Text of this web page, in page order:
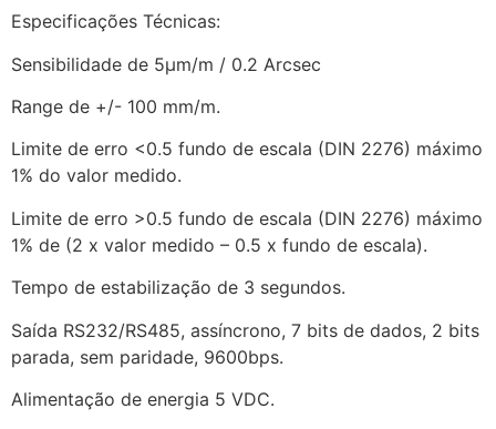
Especificações Técnicas:
Sensibilidade de 5μm/m / 0.2 Arcsec
Range de +/- 100 mm/m.
Limite de erro <0.5 fundo de escala (DIN 2276) máximo
1% do valor medido.
Limite de erro >0.5 fundo de escala (DIN 2276) máximo
1% de (2 x valor medido – 0.5 x fundo de escala).
Tempo de estabilização de 3 segundos.
Saída RS232/RS485, assíncrono, 7 bits de dados, 2 bits
parada, sem paridade, 9600bps.
Alimentação de energia 5 VDC.